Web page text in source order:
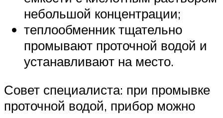
небольшой концентрации;
теплообменник тщательно
промывают проточной водой и
устанавливают на место.
Совет специалиста: при промывке
проточной водой, прибор можно